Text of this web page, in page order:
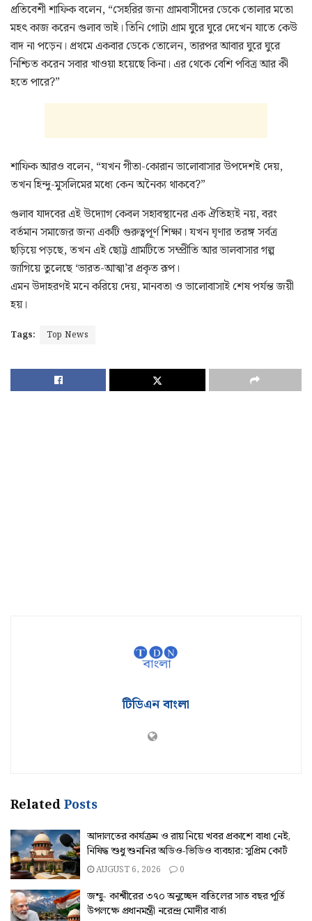
প্রতিবেশী শাফিক বলেন, “সেহরির জন্য গ্রামবাসীদের ডেকে তোলার মতো
মহৎ কাজ করেন গুলাব ভাই। তিনি গোটা গ্রাম ঘুরে ঘুরে দেখেন যাতে কেউ
বাদ না পড়েন। প্রথমে একবার ডেকে তোলেন, তারপর আবার ঘুরে ঘুরে
নিশ্চিত করেন সবার খাওয়া হয়েছে কিনা। এর থেকে বেশি পবিত্র আর কী
হতে পারে?”
শাফিক আরও বলেন, “যখন গীতা-কোরান ভালোবাসার উপদেশই দেয়,
তখন হিন্দু-মুসলিমের মধ্যে কেন অনৈক্য থাকবে?”
গুলাব যাদবের এই উদ্যোগ কেবল সহাবস্থানের এক ঐতিহ্যই নয়, বরং
বর্তমান সমাজের জন্য একটি গুরুত্বপূর্ণ শিক্ষা। যখন ঘৃণার তরঙ্গ সর্বত্র
ছড়িয়ে পড়ছে, তখন এই ছোট্ট গ্রামটিতে সম্প্রীতি আর ভালবাসার গল্প
জাগিয়ে তুলেছে ‘ভারত-আত্মা’র প্রকৃত রূপ।
এমন উদাহরণই মনে করিয়ে দেয়, মানবতা ও ভালোবাসাই শেষ পর্যন্ত জয়ী
হয়।
Tags: Top News
টিডিএন বাংলা
RelatedPosts
আদালতের কার্যক্রম ও রায় নিয়ে খবর প্রকাশে বাধা নেই,
নিষিদ্ধ শুধু শুনানির অডিও-ভিডিও ব্যবহার: সুপ্রিম কোর্ট
AUGUST 6, 2026 0
জম্মু- কাশ্মীরের ৩৭০ অনুচ্ছেদ বাতিলের সাত বছর পূর্তি
উপলক্ষে প্রধানমন্ত্রী নরেন্দ্র মোদীর বার্তা